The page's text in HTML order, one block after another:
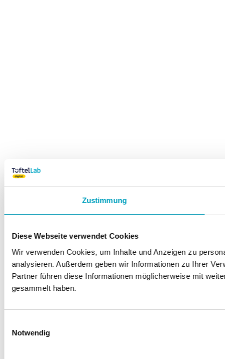
Zustimmung
Diese Webseite verwendet Cookies
Wir verwenden Cookies, um Inhalte und Anzeigen zu
analysieren. Außerdem geben wir Informationen zu Ihrer
Partner führen diese Informationen möglicherweise mit
gesammelt haben.
Notwendig